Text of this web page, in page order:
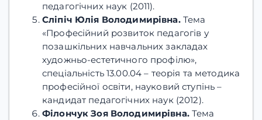
педагогічних наук (2011).
Сліпіч Юлія Володимирівна. Тема
«Професійний розвиток педагогів у
позашкільних навчальних закладах
художньо-естетичного профілю»,
спеціальність 13.00.04 – теорія та методика
професійної освіти, науковий ступінь –
кандидат педагогічних наук (2012).
Філончук Зоя Володимирівна.Тема